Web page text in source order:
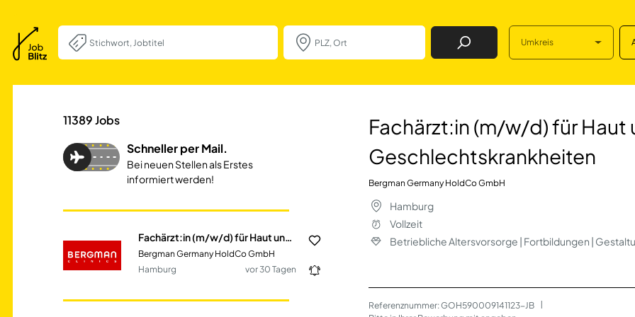
Job Finden Umkreis
Fachärzt:in (m/w/d) für Haut und
11389Jobs
Schneller per Mail.
Bei neuen Stellen als Erstes
informiert werden!
Fachärzt:in (m/w/d) für Haut und Geschlechtskrankheiten
Bergman Germany HoldCo GmbH
Hamburg
vor 30 Tagen
Fachärzt:in (m/w/d) für Haut
Geschlechtskrankheiten
Bergman Germany HoldCo GmbH
Hamburg
Vollzeit
Betriebliche Altersvorsorge | Fortbildungen |
Referenznummer: GOH590009141123-JB